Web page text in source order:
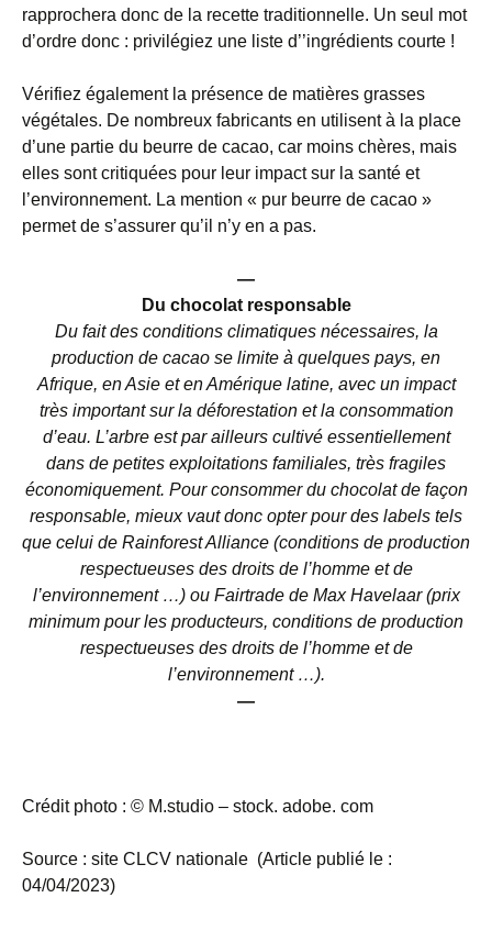
rapprochera donc de la recette traditionnelle. Un seul mot
d’ordre donc : privilégiez une liste d’’ingrédients courte !
Vérifiez également la présence de matières grasses
végétales. De nombreux fabricants en utilisent à la place
d’une partie du beurre de cacao, car moins chères, mais
elles sont critiquées pour leur impact sur la santé et
l’environnement. La mention « pur beurre de cacao »
permet de s’assurer qu’il n’y en a pas.
—
Du chocolat responsable
Du fait des conditions climatiques nécessaires, la
production de cacao se limite à quelques pays, en
Afrique, en Asie et en Amérique latine, avec un impact
très important sur la déforestation et la consommation
d’eau. L’arbre est par ailleurs cultivé essentiellement
dans de petites exploitations familiales, très fragiles
économiquement. Pour consommer du chocolat de façon
responsable, mieux vaut donc opter pour des labels tels
que celui de Rainforest Alliance (conditions de production
respectueuses des droits de l’homme et de
l’environnement …) ou Fairtrade de Max Havelaar (prix
minimum pour les producteurs, conditions de production
respectueuses des droits de l’homme et de
l’environnement …).
—
Crédit photo : © M.studio – stock. adobe. com
Source : site CLCV nationale (Article publié le :
04/04/2023)